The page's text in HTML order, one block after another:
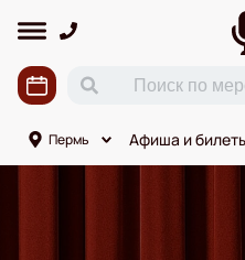
Пермь Афиша и